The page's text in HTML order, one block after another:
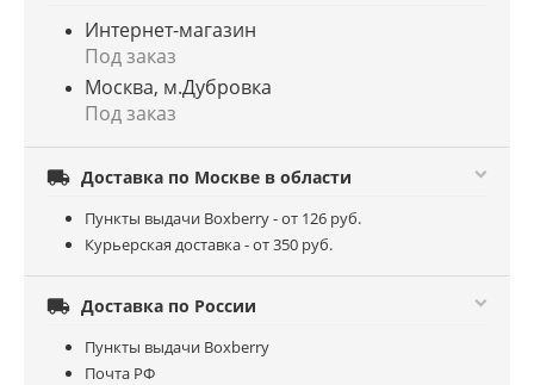
Интернет-магазин
Под заказ
Москва, м.Дубровка
Под заказ
 Доставка по Москве в области
Пункты выдачи Boxberry - от 126 руб.
Курьерская доставка - от 350 руб.
 Доставка по России
Пункты выдачи Boxberry
Почта РФ